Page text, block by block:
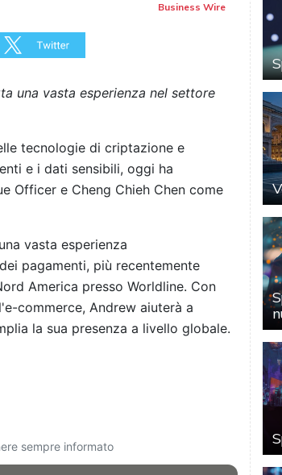
Business Wire
una vasta esperienza nel settore
tecnologie di criptazione e
e i dati sensibili, oggi ha
Officer e Cheng Chieh Chen come
vasta esperienza
pagamenti, più recentemente
America presso Worldline. Con
commerce, Andrew aiuterà a
la sua presenza a livello globale.
sempre informato